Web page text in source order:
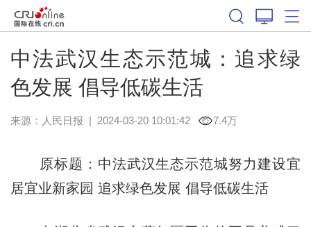
中法武汉生态示范城：追求绿
色发展 倡导低碳生活
来源： 人民日报 | 2024-03-20 10:01:42 7.4万
原标题：中法武汉生态示范城努力建设宜
居宜业新家园 追求绿色发展 倡导低碳生活